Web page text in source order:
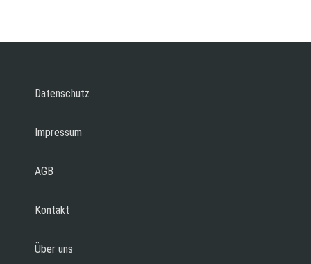
Datenschutz
Impressum
AGB
Kontakt
Über uns